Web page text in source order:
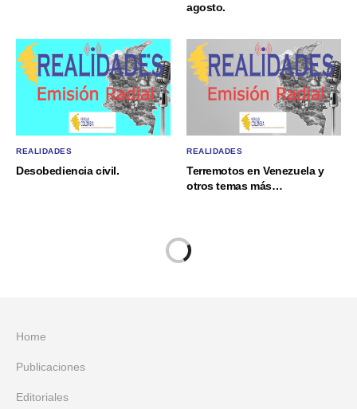
agosto.
REALIDADES
Desobediencia civil.
REALIDADES
Terremotos en Venezuela y
otros temas más…
Home
Publicaciones
Editoriales